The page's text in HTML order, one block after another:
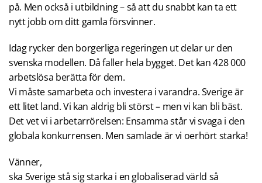
på. Men också i utbildning – så att du snabbt kan ta ett
nytt jobb om ditt gamla försvinner.
Idag rycker den borgerliga regeringen ut delar ur den
svenska modellen. Då faller hela bygget. Det kan 428 000
arbetslösa berätta för dem.
Vi måste samarbeta och investera i varandra. Sverige är
ett litet land. Vi kan aldrig bli störst – men vi kan bli bäst.
Det vet vi i arbetarrörelsen: Ensamma står vi svaga i den
globala konkurrensen. Men samlade är vi oerhört starka!
Vänner,
ska Sverige stå sig starka i en globaliserad värld så